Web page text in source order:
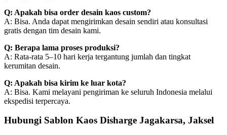
Q: Apakah bisa order desain kaos custom?
A: Bisa. Anda dapat mengirimkan desain sendiri atau konsultasi
gratis dengan tim desain kami.
Q: Berapa lama proses produksi?
A: Rata-rata 5–10 hari kerja tergantung jumlah dan tingkat
kerumitan desain.
Q: Apakah bisa kirim ke luar kota?
A: Bisa. Kami melayani pengiriman ke seluruh Indonesia melalui
ekspedisi terpercaya.
Hubungi Sablon Kaos Disharge Jagakarsa, Jaksel